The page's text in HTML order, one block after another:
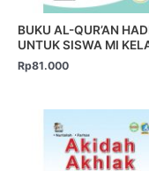
BUKU AL-QUR’AN
UNTUK SISWA MI
Rp81.000